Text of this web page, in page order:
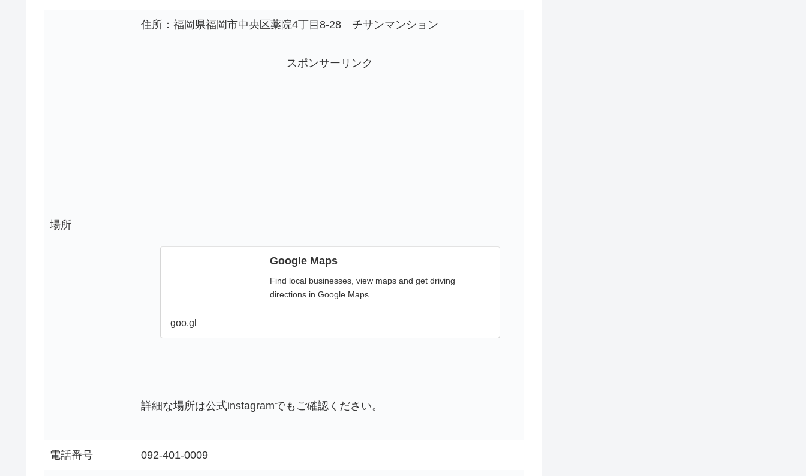
場所
住所：福岡県福岡市中央区薬院4丁目8-28 チサンマンション
スポンサーリンク
Google Maps
Find local businesses, view maps and get driving
directions in Google Maps.
goo.gl
詳細な場所は公式instagramでもご確認ください。
電話番号 092-401-0009